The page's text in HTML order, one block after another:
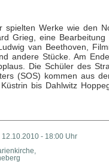
spielten Werke wie den
Grieg, eine Bearbeitung
van Beethoven,
andere Stücke. Am
Die Schüler des
(SOS) kommen aus
bis Dahlwitz
12.10.2010 - 18:00 Uhr